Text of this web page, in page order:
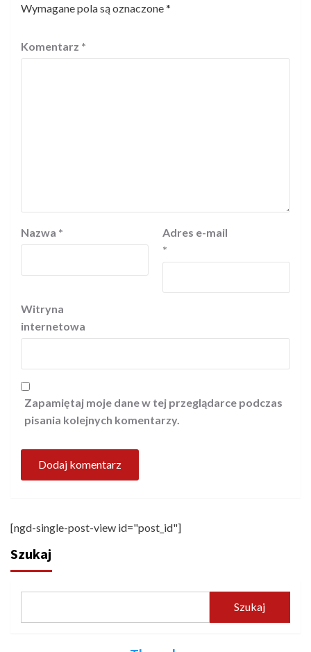
Wymagane pola są oznaczone*
Komentarz *
Nazwa *
Adres e-mail
*
Witryna
internetowa
Zapamiętaj moje dane w tej przeglądarce podczas
pisania kolejnych komentarzy.
[ngd-single-post-view id="post_id"]
Szukaj
Szukaj